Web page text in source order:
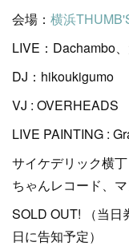
会場： 横浜
LIVE：Dachambo
DJ：hikoukigumo
VJ : OVERHEADS
LIVE PAINTING :
サイケデリック横
ちゃんレコード、
SOLD OUT! （当日
日に告知予定）